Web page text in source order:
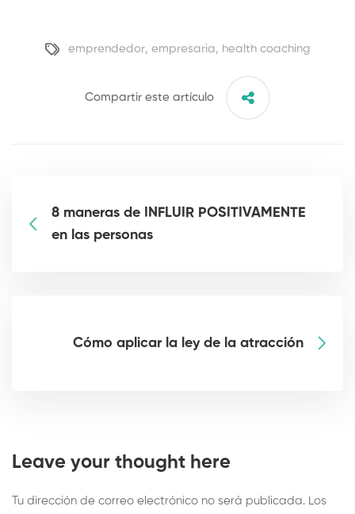
emprendedor, empresaria, health coaching
Compartir este artículo
8 maneras de INFLUIR POSITIVAMENTE
en las personas
Cómo aplicar la ley de la atracción
Leave your thought here
Tu dirección de correo electrónico no será publicada. Los